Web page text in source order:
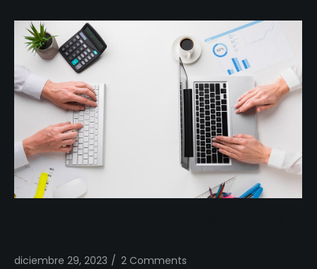
diciembre 29, 2023 / 2 Comments